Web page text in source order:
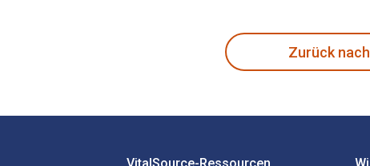
Zurück